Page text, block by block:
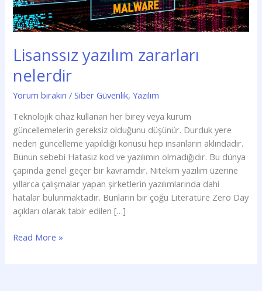
Lisanssız yazılım zararları
nelerdir
Yorum bırakın /Siber Güvenlik,Yazılım
Teknolojik cihaz kullanan her birey veya kurum
güncellemelerin gereksiz olduğunu düşünür. Durduk yere
neden güncelleme yapıldığı konusu hep insanların aklındadır.
Bunun sebebi Hatasız kod ve yazılımın olmadığıdır. Bu dünya
çapında genel geçer bir kavramdır. Nitekim yazılım üzerine
yıllarca çalışmalar yapan şirketlerin yazılımlarında dahi
hatalar bulunmaktadır. Bunların bir çoğu Literatüre Zero Day
açıkları olarak tabir edilen […]
Read More »